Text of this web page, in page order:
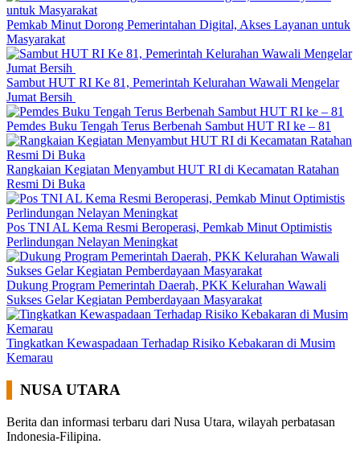
Pemkab Minut Dorong Pemerintahan Digital, Akses Layanan untuk
Masyarakat
Sambut HUT RI Ke 81, Pemerintah Kelurahan Wawali Mengelar
Jumat Bersih
Pemdes Buku Tengah Terus Berbenah Sambut HUT RI ke – 81
Rangkaian Kegiatan Menyambut HUT RI di Kecamatan Ratahan
Resmi Di Buka
Pos TNI AL Kema Resmi Beroperasi, Pemkab Minut Optimistis
Perlindungan Nelayan Meningkat
Dukung Program Pemerintah Daerah, PKK Kelurahan Wawali
Sukses Gelar Kegiatan Pemberdayaan Masyarakat
Tingkatkan Kewaspadaan Terhadap Risiko Kebakaran di Musim
Kemarau
NUSA UTARA
Berita dan informasi terbaru dari Nusa Utara, wilayah perbatasan
Indonesia-Filipina.